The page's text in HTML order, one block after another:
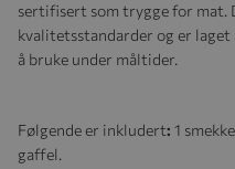
sertifisert som trygge for mat.
kvalitetsstandarder og er
å bruke under måltider.
Følgende er inkludert: 1
gaffel.